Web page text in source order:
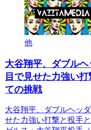
他
大谷翔平、ダブル
目で見せた力強い
ての挑戦
大谷翔平、ダブルヘッ
せた力強い打撃と投手